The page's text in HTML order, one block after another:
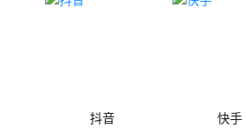
抖音 快手